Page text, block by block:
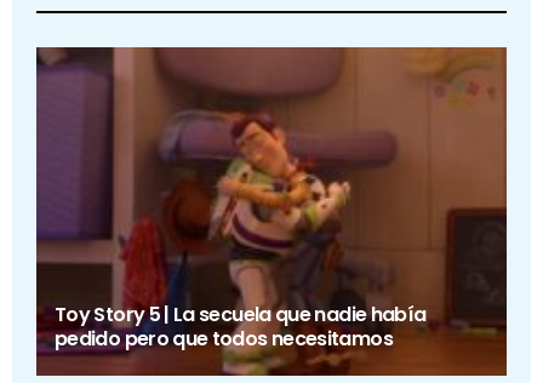
Toy Story 5 | La secuela que nadie había
pedido pero que todos necesitamos